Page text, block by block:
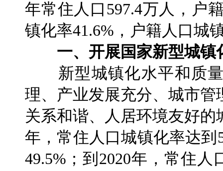
年常住人口597.4万人，户
镇化率41.6%，户籍人口城
一、开展国家新型城
新型城镇化水平和质量
理、产业发展充分、城市
关系和谐、人居环境友好的
年，常住人口城镇化率达
49.5%；到2020年，常住